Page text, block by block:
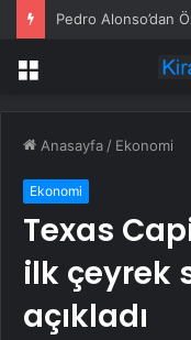
Pedro Alonso’dan
Menü
Anasayfa / Ekonomi
Ekonomi
Texas
ilk çeyrek
açıkladı